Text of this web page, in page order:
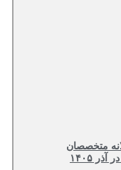
متخصصان
۱۴۰۵